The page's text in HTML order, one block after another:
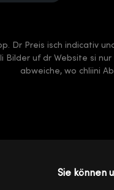
Dr Preis isch indicativ
Bilder uf dr Website si
abweiche, wo chliini
Sie können